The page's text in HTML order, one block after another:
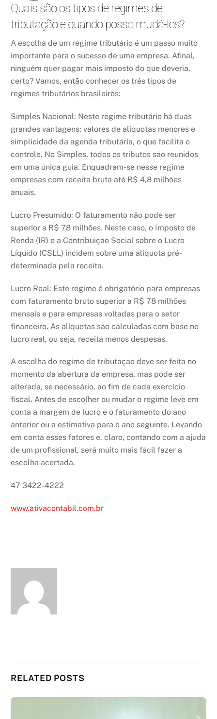
Quais são os tipos de regimes de
tributação e quando posso mudá-los?
A escolha de um regime tributário é um passo muito
importante para o sucesso de uma empresa. Afinal,
ninguém quer pagar mais imposto do que deveria,
certo? Vamos, então conhecer os três tipos de
regimes tributários brasileiros:
Simples Nacional: Neste regime tributário há duas
grandes vantagens: valores de alíquotas menores e
simplicidade da agenda tributária, o que facilita o
controle. No Simples, todos os tributos são reunidos
em uma única guia. Enquadram-se nesse regime
empresas com receita bruta até R$ 4,8 milhões
anuais.
Lucro Presumido: O faturamento não pode ser
superior a R$ 78 milhões. Neste caso, o Imposto de
Renda (IR) e a Contribuição Social sobre o Lucro
Líquido (CSLL) incidem sobre uma alíquota pré-
determinada pela receita.
Lucro Real: Este regime é obrigatório para empresas
com faturamento bruto superior a R$ 78 milhões
mensais e para empresas voltadas para o setor
financeiro. As alíquotas são calculadas com base no
lucro real, ou seja, receita menos despesas.
A escolha do regime de tributação deve ser feita no
momento da abertura da empresa, mas pode ser
alterada, se necessário, ao fim de cada exercício
fiscal. Antes de escolher ou mudar o regime leve em
conta a margem de lucro e o faturamento do ano
anterior ou a estimativa para o ano seguinte. Levando
em conta esses fatores e, claro, contando com a ajuda
de um profissional, será muito mais fácil fazer a
escolha acertada.
47 3422-4222
www.ativacontabil.com.br
RELATED POSTS